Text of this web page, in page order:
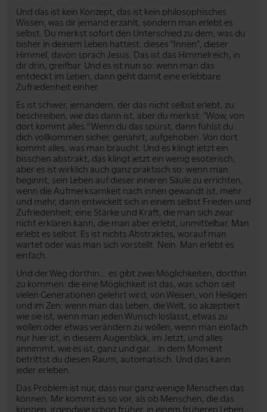
Und das ist kein Konzept, das ist kein philosophisches
Wissen, was dir jemand erzählt, sondern man erlebt es
selbst. Du merkst sofort den Unterschied zu dem, was du
bisher in deinem Leben hattest: dieses "Innen", dieser
Himmel, davon sprach Jesus. Das ist das Himmelreich, in
dir drin, greifbar. Und es ist nun so: wenn man das
entdeckt im Leben, dann geht damit eine erlebbare
Zufriedenheit einher.
Es ist schwer, jemandem, der das nicht selbst erlebt, zu
beschreiben, wie das dann ist, aber du merkst: "Wow, von
dort kommt alles." Wenn du das spürst, dann fühlst du
dich vollkommen sicher, genährt, aufgehoben. Von dort
kommt alles, was man braucht. Und es klingt jetzt ein
bisschen abstrakt, das klingt jetzt ein wenig esoterisch,
aber es ist wirklich auch ganz praktisch so: wenn man
beginnt, sein Leben auf dieser inneren Säule zu errichten,
wenn die Aufmerksamkeit nach innen gewandt ist, mehr
und mehr, dann entwickelt sich in einem selbst Frieden und
Zufriedenheit; eine Stärke und Kraft, die man sich zwar
nicht erklären kann, die man aber erlebt, unmittelbar. Man
erlebt es selbst. Es ist nichts Abstraktes, worauf man
wartet oder was man sich vorstellt. Nein. Man erlebt es
einfach.
Und der Weg dorthin... es gibt zwei Möglichkeiten, dorthin
zu kommen: die eine Möglichkeit ist das, was schon seit
vielen Generationen gelehrt wird, von Weisen, von Heiligen
und im Zen: wenn man das Leben, die Welt, so akzeptiert
wie sie ist, wenn man jeden Wunsch loslässt, etwas zu
wollen oder etwas verändern zu wollen, wenn man einfach
nur hier ist, in diesem Augenblick, im Jetzt, und alles
annimmt, wie es ist, ganz und gar... in dem Moment
betrittst du diesen Raum, automatisch. Und das kann
jeder erleben.
Das Problem ist nur, dass nur ganz wenige Menschen das
können. Mir kommt es so vor, als ob Menschen, die das
können, irgendwie schon früher, in einem früheren Leben,